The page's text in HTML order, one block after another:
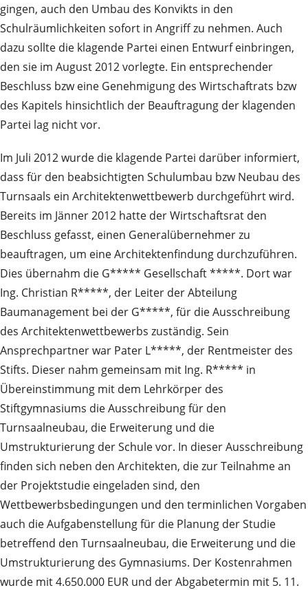
gingen, auch den Umbau des Konvikts in den
Schulräumlichkeiten sofort in Angriff zu nehmen. Auch
dazu sollte die klagende Partei einen Entwurf einbringen,
den sie im August 2012 vorlegte. Ein entsprechender
Beschluss bzw eine Genehmigung des Wirtschaftrats bzw
des Kapitels hinsichtlich der Beauftragung der klagenden
Partei lag nicht vor.
Im Juli 2012 wurde die klagende Partei darüber informiert,
dass für den beabsichtigten Schulumbau bzw Neubau des
Turnsaals ein Architektenwettbewerb durchgeführt wird.
Bereits im Jänner 2012 hatte der Wirtschaftsrat den
Beschluss gefasst, einen Generalübernehmer zu
beauftragen, um eine Architektenfindung durchzuführen.
Dies übernahm die G***** Gesellschaft *****. Dort war
Ing. Christian R*****, der Leiter der Abteilung
Baumanagement bei der G*****, für die Ausschreibung
des Architektenwettbewerbs zuständig. Sein
Ansprechpartner war Pater L*****, der Rentmeister des
Stifts. Dieser nahm gemeinsam mit Ing. R***** in
Übereinstimmung mit dem Lehrkörper des
Stiftgymnasiums die Ausschreibung für den
Turnsaalneubau, die Erweiterung und die
Umstrukturierung der Schule vor. In dieser Ausschreibung
finden sich neben den Architekten, die zur Teilnahme an
der Projektstudie eingeladen sind, den
Wettbewerbsbedingungen und den terminlichen Vorgaben
auch die Aufgabenstellung für die Planung der Studie
betreffend den Turnsaalneubau, die Erweiterung und die
Umstrukturierung des Gymnasiums. Der Kostenrahmen
wurde mit 4.650.000 EUR und der Abgabetermin mit 5. 11.